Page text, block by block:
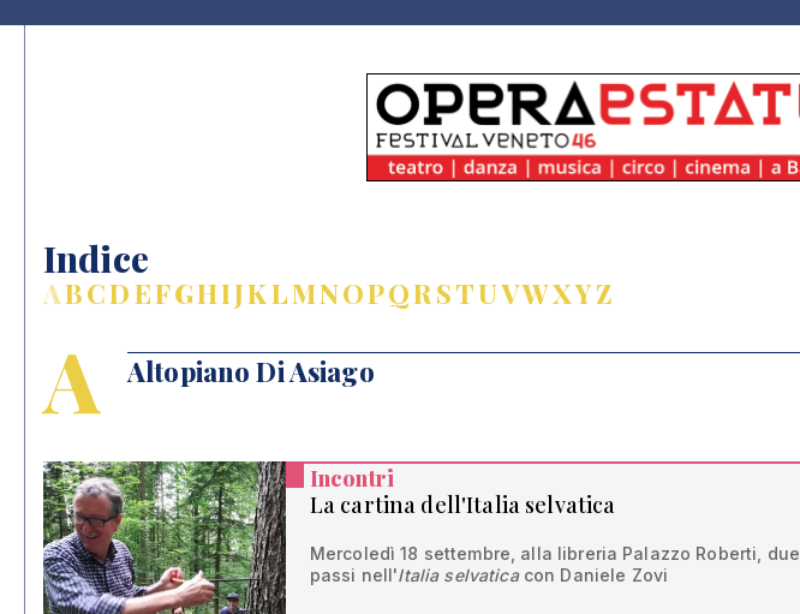
Indice
ABCDEFGHIJKLMNOPQRSTUVWXYZ
A Altopiano Di Asiago
Incontri
La cartina dell'Italia selvatica
Mercoledì 18 settembre, alla libreria Palazzo Roberti, due
passi nell'Italia selvaticacon Daniele Zovi